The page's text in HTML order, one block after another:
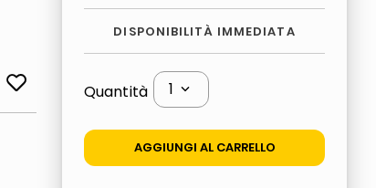
DISPONIBILITÀ IMMEDIATA
Quantità 1
AGGIUNGI AL CARRELLO